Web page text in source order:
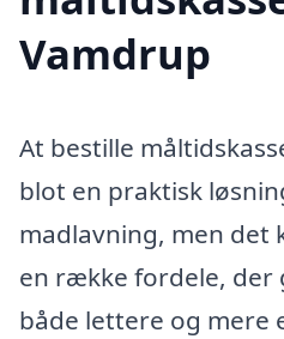
Vamdrup
At bestille
blot en praktisk
madlavning, men det
en række fordele, der
både lettere og mere